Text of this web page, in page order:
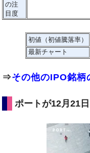
の注
目度
初値（初値騰落率）
最新チャート
⇒その他のIPO銘柄
ポートが12月21